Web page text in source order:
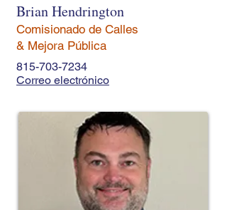
Brian Hendrington
Comisionado de Calles
& Mejora Pública
815-703-7234
Correo electrónico